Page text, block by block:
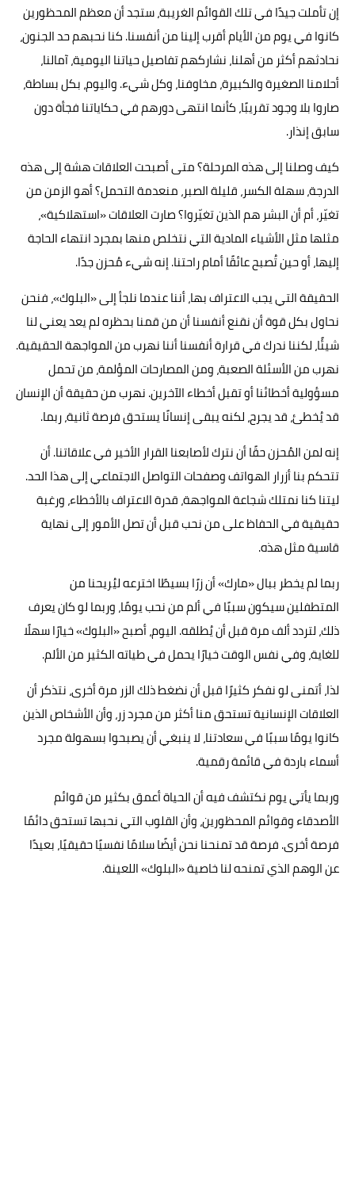
إن تأملت جيدًا في تلك القوائم الغريبة، ستجد أن معظم المحظورين
كانوا في يوم من الأيام أقرب إلينا من أنفسنا. كنا نحبهم حد الجنون،
نحادثهم أكثر من أهلنا، نشاركهم تفاصيل حياتنا اليومية، آمالنا،
أحلامنا الصغيرة والكبيرة، مخاوفنا، وكل شيء. واليوم، بكل بساطة،
صاروا بلا وجود تقريبًا، كأنما انتهى دورهم في حكاياتنا فجأة دون
سابق إنذار.
كيف وصلنا إلى هذه المرحلة؟ متى أصبحت العلاقات هشة إلى هذه
الدرجة، سهلة الكسر، قليلة الصبر، منعدمة التحمل؟ أهو الزمن من
تغيّر، أم أن البشر هم الذين تغيّروا؟ صارت العلاقات «استهلاكية»،
مثلها مثل الأشياء المادية التي نتخلص منها بمجرد انتهاء الحاجة
إليها، أو حين تُصبح عائقًا أمام راحتنا. إنه شيء مُحزن جدًا.
الحقيقة التي يجب الاعتراف بها، أننا عندما نلجأ إلى «البلوك»، فنحن
نحاول بكل قوة أن نقنع أنفسنا أن من قمنا بحظره لم يعد يعني لنا
شيئًا، لكننا ندرك في قرارة أنفسنا أننا نهرب من المواجهة الحقيقية.
نهرب من الأسئلة الصعبة، ومن المصارحات المؤلمة، من تحمل
مسؤولية أخطائنا أو تقبل أخطاء الآخرين. نهرب من حقيقة أن الإنسان
قد يُخطئ، قد يجرح، لكنه يبقى إنسانًا يستحق فرصة ثانية، ربما.
إنه لمن المُحزن حقًا أن نترك لأصابعنا القرار الأخير في علاقاتنا. أن
تتحكم بنا أزرار الهواتف وصفحات التواصل الاجتماعي إلى هذا الحد.
ليتنا كنا نمتلك شجاعة المواجهة، قدرة الاعتراف بالأخطاء، ورغبة
حقيقية في الحفاظ على من نحب قبل أن تصل الأمور إلى نهاية
قاسية مثل هذه.
ربما لم يخطر ببال «مارك» أن زرًا بسيطًا اخترعه ليُريحنا من
المتطفلين سيكون سببًا في ألم من نحب يومًا، وربما لو كان يعرف
ذلك، لتردد ألف مرة قبل أن يُطلقه. اليوم، أصبح «البلوك» خيارًا سهلًا
للغاية، وفي نفس الوقت خيارًا يحمل في طياته الكثير من الألم.
لذا، أتمنى لو نفكر كثيرًا قبل أن نضغط ذلك الزر مرة أخرى، نتذكر أن
العلاقات الإنسانية تستحق منا أكثر من مجرد زر، وأن الأشخاص الذين
كانوا يومًا سببًا في سعادتنا، لا ينبغي أن يصبحوا بسهولة مجرد
أسماء باردة في قائمة رقمية.
وربما يأتي يوم نكتشف فيه أن الحياة أعمق بكثير من قوائم
الأصدقاء وقوائم المحظورين، وأن القلوب التي نحبها تستحق دائمًا
فرصة أخرى. فرصة قد تمنحنا نحن أيضًا سلامًا نفسيًا حقيقيًا، بعيدًا
عن الوهم الذي تمنحه لنا خاصية «البلوك» اللعينة.